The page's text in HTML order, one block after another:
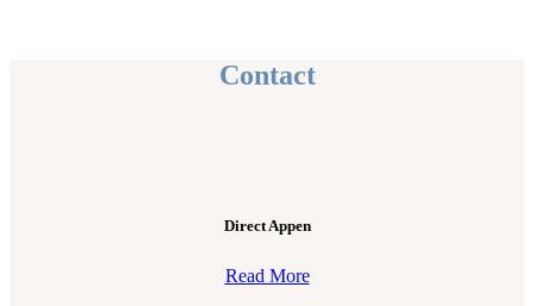
Contact
Direct Appen
Read More